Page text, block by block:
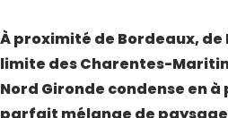
À proximité de Bordeaux, de
limite des Charentes-
Nord Gironde condense en à